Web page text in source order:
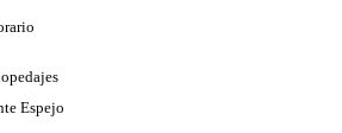
Espejo